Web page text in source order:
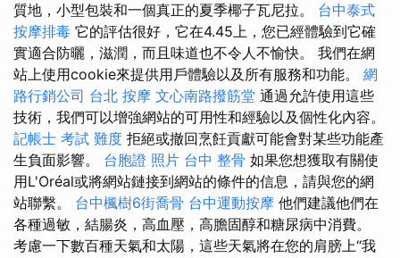
質地，小型包裝和一個真正的夏季椰子瓦尼拉。 台中泰式
按摩排毒 它的評估很好，它在4.45上，您已經體驗到它確
實適合防曬，滋潤，而且味道也不令人不愉快。 我們在網
站上使用cookie來提供用戶體驗以及所有服務和功能。 網
路行銷公司 台北 按摩 文心南路撥筋堂 通過允許使用這些
技術，我們可以增強網站的可用性和經驗以及個性化內容。
記帳士 考試 難度 拒絕或撤回烹飪貢獻可能會對某些功能產
生負面影響。 台胞證 照片 台中 整骨 如果您想獲取有關使
用L'Oréal或將網站鏈接到網站的條件的信息，請與您的網
站聯繫。 台中楓樹6街喬骨 台中運動按摩 他們建議他們在
各種過敏，結腸炎，高血壓，高膽固醇和糖尿病中消費。
考慮一下數百種天氣和太陽，這些天氣將在您的肩膀上“我